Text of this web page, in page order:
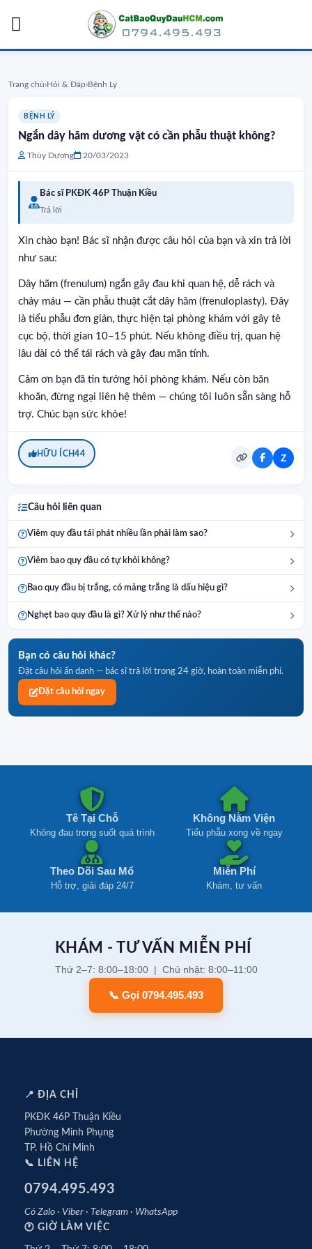
Trang chủ›Hỏi & Đáp›Bệnh Lý
BỆNH LÝ
Ngắn dây hãm dương vật có cần phẫu thuật không?
Thùy Dương 20/03/2023
Bác sĩ PKĐK 46P Thuận Kiều
Trả lời
Xin chào bạn! Bác sĩ nhận được câu hỏi của bạn và xin trả lời
như sau:
Dây hãm (frenulum) ngắn gây đau khi quan hệ, dễ rách và
chảy máu — cần phẫu thuật cắt dây hãm (frenuloplasty). Đây
là tiểu phẫu đơn giản, thực hiện tại phòng khám với gây tê
cục bộ, thời gian 10–15 phút. Nếu không điều trị, quan hệ
lâu dài có thể tái rách và gây đau mãn tính.
Cảm ơn bạn đã tin tưởng hỏi phòng khám. Nếu còn băn
khoăn, đừng ngại liên hệ thêm — chúng tôi luôn sẵn sàng hỗ
trợ. Chúc bạn sức khỏe!
HỮU ÍCH44 Z
Câu hỏi liên quan
Viêm quy đầu tái phát nhiều lần phải làm sao?
Viêm bao quy đầu có tự khỏi không?
Bao quy đầu bị trắng, có mảng trắng là dấu hiệu gì?
Nghẹt bao quy đầu là gì? Xử lý như thế nào?
Bạn có câu hỏi khác?
Đặt câu hỏi ẩn danh — bác sĩ trả lời trong 24 giờ, hoàn toàn miễn phí.
Đặt câu hỏi ngay
Tê Tại Chỗ
Không đau trong suốt quá trình
Không Nằm Viện
Tiểu phẫu xong về ngay
Theo Dõi Sau Mổ
Hỗ trợ, giải đáp 24/7
Miễn Phí
Khám, tư vấn
KHÁM - TƯ VẤN MIỄN PHÍ
Thứ 2–7: 8:00–18:00 | Chủ nhật: 8:00–11:00
📞 Gọi 0794.495.493
📍 ĐỊA CHỈ
PKĐK 46P Thuận Kiều
Phường Minh Phụng
TP. Hồ Chí Minh
📞 LIÊN HỆ
0794.495.493
Có Zalo · Viber · Telegram · WhatsApp
🕐 GIỜ LÀM VIỆC